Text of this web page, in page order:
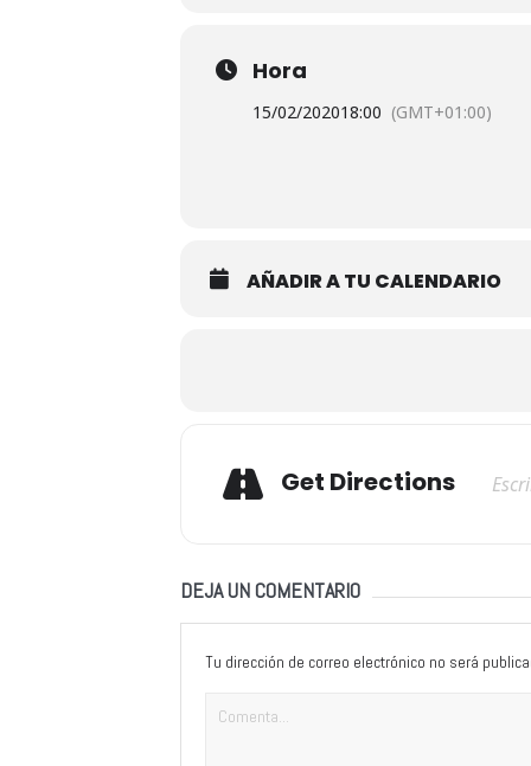
Hora
15/02/202018:00 (GMT+01:00)
AÑADIR A TU CALENDARIO
Get Directions
DEJA UN COMENTARIO
Tu dirección de correo electrónico no será